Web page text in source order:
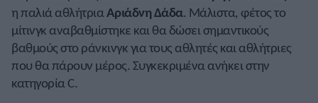
η παλιά αθλήτριαΑριάδνη Δάδα. Μάλιστα, φέτος το
μίτινγκ αναβαθμίστηκε και θα δώσει σημαντικούς
βαθμούς στο ράνκινγκ για τους αθλητές και αθλήτριες
που θα πάρουν μέρος. Συγκεκριμένα ανήκει στην
κατηγορία C.